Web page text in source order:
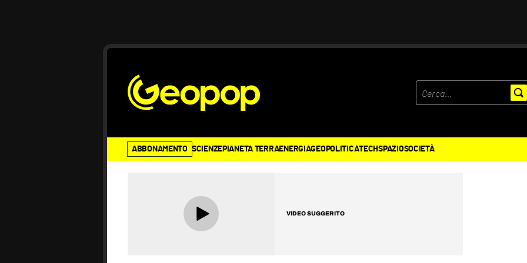
ABBONAMENTO SCIENZEPIANETA TERRAENERGIAGEOPOLITICATECHSPAZIOSOCIETÀ
VIDEO SUGGERITO